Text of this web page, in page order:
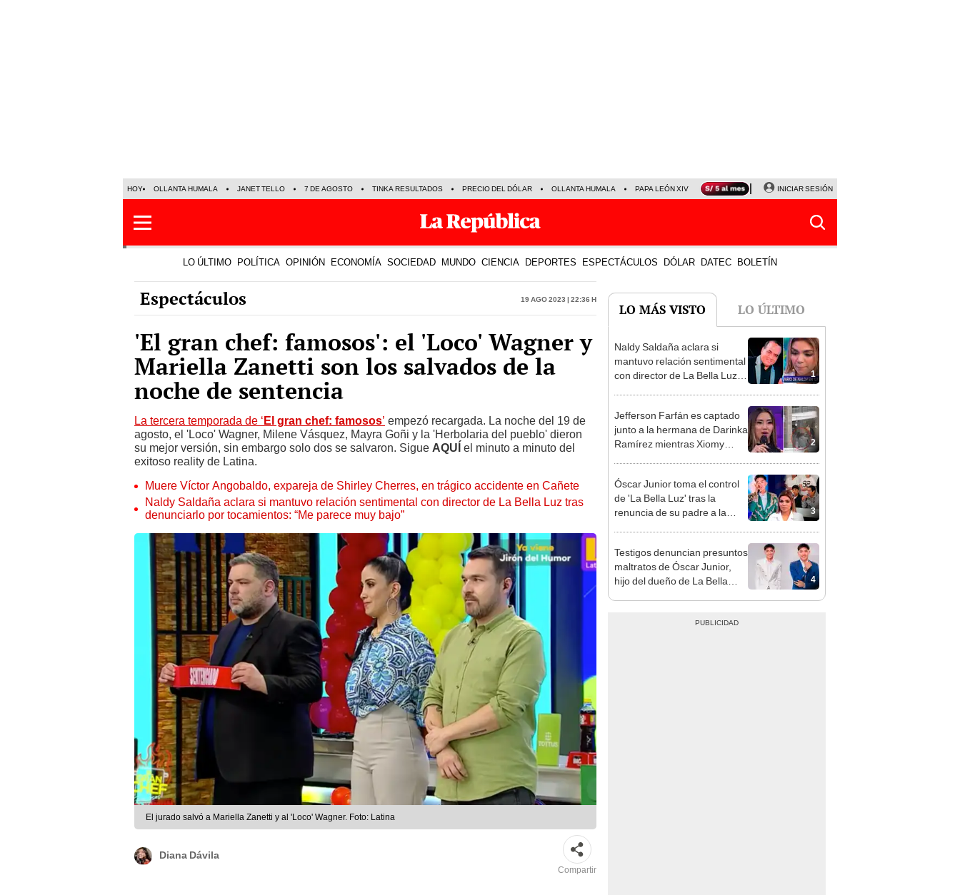
HOY OLLANTA HUMALA JANET TELLO 7 DE AGOSTO TINKA RESULTADOS PRECIO DEL DÓLAR OLLANTA HUMALA PAPA LEÓN XIV NALDY SALDAÑA LA BELLA LUZ
INICIAR SESIÓN
LO ÚLTIMO POLÍTICA OPINIÓN ECONOMÍA SOCIEDAD MUNDO CIENCIA DEPORTES ESPECTÁCULOS DÓLAR DATEC BOLETÍN
Espectáculos 19 Ago 2023 | 22:36 h
'El gran chef: famosos': el 'Loco' Wagner y
Mariella Zanetti son los salvados de la
noche de sentencia
La tercera temporada de ‘El gran chef: famosos’ empezó recargada. La noche del 19 de
agosto, el 'Loco' Wagner, Milene Vásquez, Mayra Goñi y la 'Herbolaria del pueblo' dieron
su mejor versión, sin embargo solo dos se salvaron. Sigue AQUÍ el minuto a minuto del
exitoso reality de Latina.
Muere Víctor Angobaldo, expareja de Shirley Cherres, en trágico accidente en Cañete
Naldy Saldaña aclara si mantuvo relación sentimental con director de La Bella Luz tras
denunciarlo por tocamientos: “Me parece muy bajo”
El jurado salvó a Mariella Zanetti y al 'Loco' Wagner. Foto: Latina
Diana Dávila
Compartir
LO MÁS VISTO LO ÚLTIMO
1
Naldy Saldaña aclara si
mantuvo relación sentimental
con director de La Bella Luz
bajo”
2
Jefferson Farfán es captado
junto a la hermana de Darinka
Ramírez mientras Xiomy
3
Óscar Junior toma el control
de 'La Bella Luz' tras la
renuncia de su padre a la
4
Testigos denuncian presuntos
maltratos de Óscar Junior,
hijo del dueño de La Bella